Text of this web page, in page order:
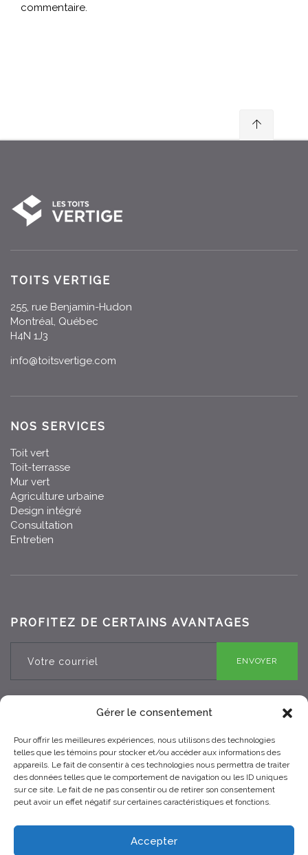
Gérer le consentement
Pour offrir les meilleures expériences, nous utilisons des technologies
telles que les témoins pour stocker et/ou accéder aux informations des
appareils. Le fait de consentir à ces technologies nous permettra de traiter
des données telles que le comportement de navigation ou les ID uniques
sur ce site. Le fait de ne pas consentir ou de retirer son consentement
peut avoir un effet négatif sur certaines caractéristiques et fonctions.
Accepter
commentaire.
TOITS VERTIGE
255, rue Benjamin-Hudon
Montréal, Québec
H4N 1J3
info@toitsvertige.com
NOS SERVICES
Toit vert
Toit-terrasse
Mur vert
Agriculture urbaine
Design intégré
Consultation
Entretien
PROFITEZ DE CERTAINS AVANTAGES
ENVOYER
RBQ 8330-0970-25